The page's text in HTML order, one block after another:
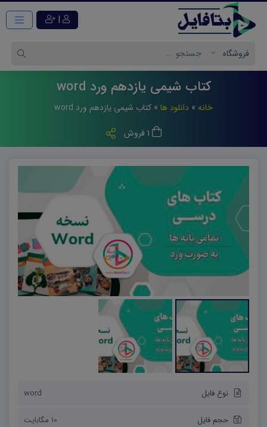
|
کتاب شیمی یازدهم ورد word
خانه » دانلود ها » کتاب شیمی یازدهم ورد word
نوع فایل word
حجم فایل 10 مگابایت